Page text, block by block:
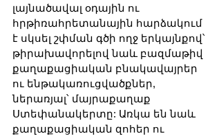
լայնածավալ օդային ու
հրթիռահրետանային հարձակում
է սկսել շփման գծի ողջ երկայնքով՝
թիրախավորելով նաև բազմաթիվ
քաղաքացիական բնակավայրեր
ու ենթակառուցվածքներ,
ներառյալ՝ մայրաքաղաք
Ստեփանակերտը: Առկա են նաև
քաղաքացիական զոհեր ու